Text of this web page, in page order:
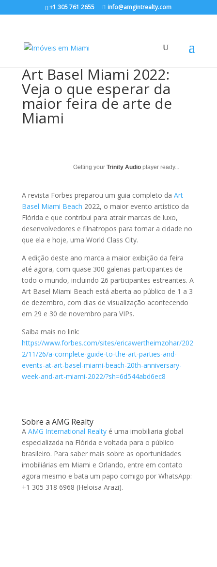
+1 305 761 2655 info@amgintrealty.com
Art Basel Miami 2022:
Veja o que esperar da
maior feira de arte de
Miami
Getting your Trinity Audioplayer ready...
A revista Forbes preparou um guia completo da Art
Basel Miami Beach 2022, o maior evento artístico da
Flórida e que contribui para atrair marcas de luxo,
desenvolvedores e filnatropos para tornar a cidade no
que ela e hoje, uma World Class City.
A edição deste ano marca a maior exibição da feira
até agora, com quase 300 galerias participantes de
todo o mundo, incluindo 26 participantes estreantes. A
Art Basel Miami Beach está aberta ao público de 1 a 3
de dezembro, com dias de visualização acontecendo
em 29 e 30 de novembro para VIPs.
Saiba mais no link:
https://www.forbes.com/sites/ericawertheimzohar/202
2/11/26/a-complete-guide-to-the-art-parties-and-
events-at-art-basel-miami-beach-20th-anniversary-
week-and-art-miami-2022/?sh=6d544abd6ec8
Sobre a AMG Realty
A AMG International Realtyé uma imobiliaria global
especializada na Flórida e voltada para o público
brasileiro. Para saber mais sobre as oportunidades
imobiliárias em Miami e Orlando, entre em contato
agora mesmo e bata um papo comigo por WhatsApp:
+1 305 318 6968 (Heloisa Arazi).